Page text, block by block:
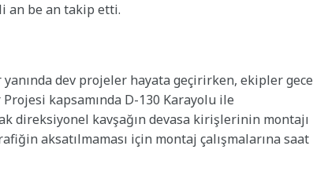
an be an takip etti.
dev projeler hayata geçirirken, ekipler gece
kapsamında D-130 Karayolu ile
direksiyonel kavşağın devasa kirişlerinin montajı
aksatılmaması için montaj çalışmalarına saat